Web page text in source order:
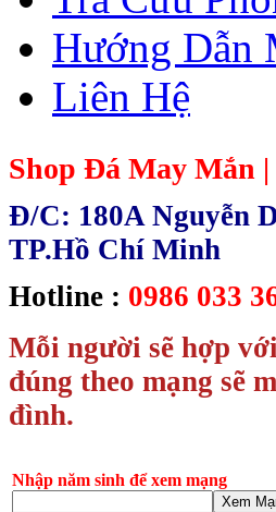
Hướng Dẫn
Liên Hệ
Shop Đá May Mắn |
Đ/C: 180A Nguyễn
TP.Hồ Chí Minh
Hotline : 0986 033
Mỗi người sẽ hợp
đúng theo mạng sẽ
đình.
Nhập năm sinh để xem mạng
Xem